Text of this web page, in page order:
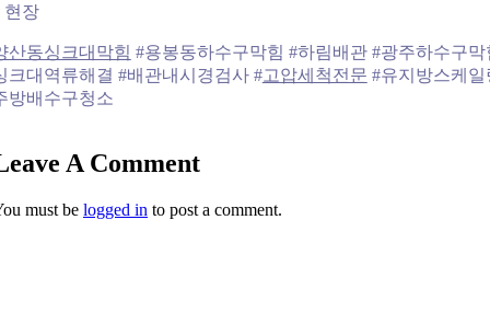
현장
산동싱크대막힘 #용봉동하수구막힘 #하림배관 #광주하수구막
크대역류해결 #배관내시경검사 #고압세척전문 #유지방스케일
방배수구청소
A Comment
must be logged in to post a comment.